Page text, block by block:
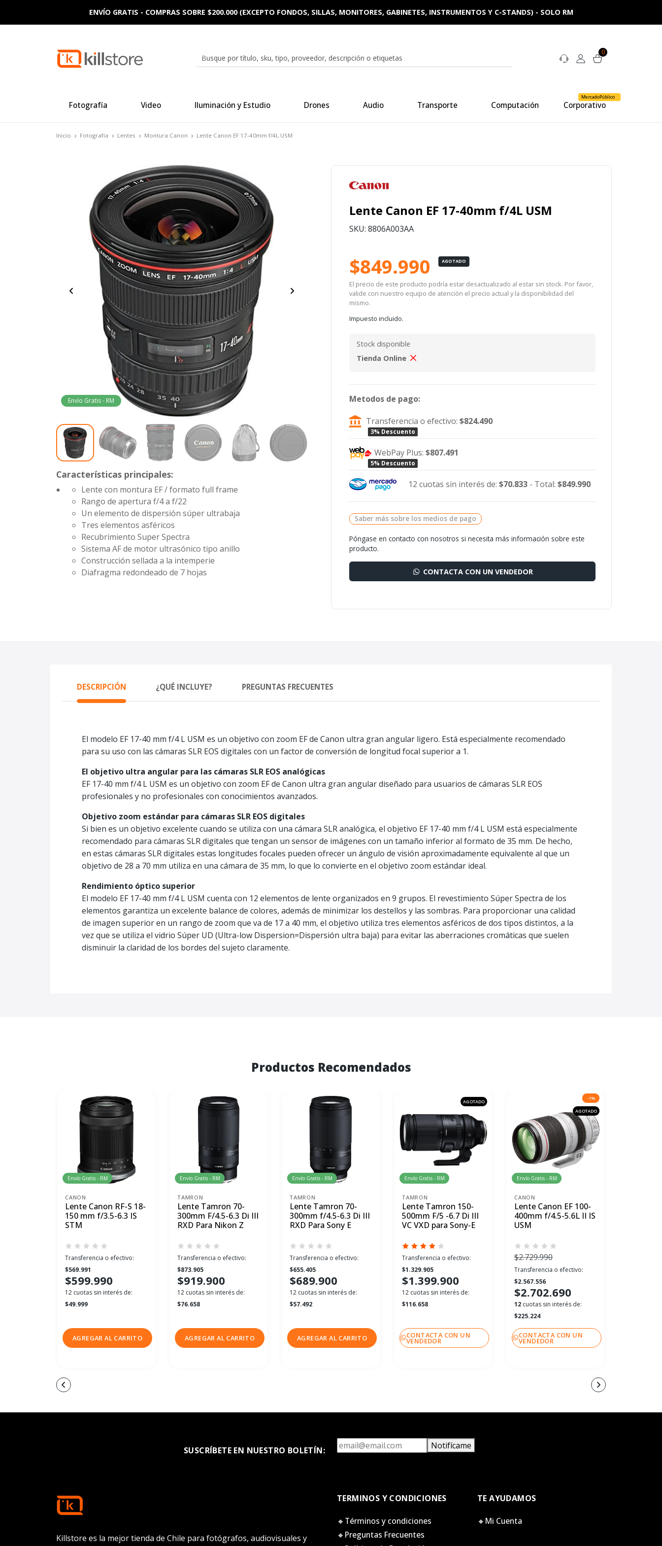
0
Fotografía Video Iluminación y Estudio Drones Audio Transporte Computación Corporativo
MercadoPúblico
ENVÍO GRATIS - COMPRAS SOBRE $200.000 (EXCEPTO FONDOS, SILLAS, MONITORES, GABINETES, INSTRUMENTOS Y C-STANDS) - SOLO RM
Inicio Fotografía Lentes Montura Canon Lente Canon EF 17-40mm f/4L USM
Envío Gratis - RM
Características principales:
Lente con montura EF / formato full frame
Rango de aperturaf/4 a f/22
Un elemento de dispersión súper ultrabaja
Tres elementos asféricos
Recubrimiento Super Spectra
Sistema AF de motor ultrasónico tipo anillo
Construcción sellada a la intemperie
Diafragma redondeado de 7 hojas
Lente Canon EF 17-40mm f/4L USM
SKU: 8806A003AA
$849.990 AGOTADO
El precio de este producto podría estar desactualizado al estar sin stock. Por favor,
valide con nuestro equipo de atención el precio actual y la disponibilidad del
mismo.
Impuesto incluido.
Stock disponible
Tienda Online
Metodos de pago:
Transferencia o efectivo:$824.490
3% Descuento
WebPay Plus:$807.491
5% Descuento
12 cuotas sin interés de: $70.833- Total: $849.990
Saber más sobre los medios de pago
Póngase en contacto con nosotros si necesita más información sobre este
producto.
CONTACTA CON UN VENDEDOR
DESCRIPCIÓN ¿QUÉ INCLUYE? PREGUNTAS FRECUENTES
El modelo EF 17-40 mm f/4 L USM es un objetivo con zoom EF de Canon ultra gran angular ligero. Está especialmente recomendado
para su uso con las cámaras SLR EOS digitales con un factor de conversión de longitud focal superior a 1.
El objetivo ultra angular para las cámaras SLR EOS analógicas
EF 17-40 mm f/4 L USM es un objetivo con zoom EF de Canon ultra gran angular diseñado para usuarios de cámaras SLR EOS
profesionales y no profesionales con conocimientos avanzados.
Objetivo zoom estándar para cámaras SLR EOS digitales
Si bien es un objetivo excelente cuando se utiliza con una cámara SLR analógica, el objetivo EF 17-40 mm f/4 L USM está especialmente
recomendado para cámaras SLR digitales que tengan un sensor de imágenes con un tamaño inferior al formato de 35 mm. De hecho,
en estas cámaras SLR digitales estas longitudes focales pueden ofrecer un ángulo de visión aproximadamente equivalente al que un
objetivo de 28 a 70 mm utiliza en una cámara de 35 mm, lo que lo convierte en el objetivo zoom estándar ideal.
Rendimiento óptico superior
El modelo EF 17-40 mm f/4 L USM cuenta con 12 elementos de lente organizados en 9 grupos. El revestimiento Súper Spectra de los
elementos garantiza un excelente balance de colores, además de minimizar los destellos y las sombras. Para proporcionar una calidad
de imagen superior en un rango de zoom que va de 17 a 40 mm, el objetivo utiliza tres elementos asféricos de dos tipos distintos, a la
vez que se utiliza el vidrio Súper UD (Ultra-low Dispersion=Dispersión ultra baja) para evitar las aberraciones cromáticas que suelen
disminuir la claridad de los bordes del sujeto claramente.
Productos Recomendados
Envío Gratis - RM
CANON
Lente Canon RF-S 18-
150 mm f/3.5-6.3 IS
STM
Transferencia o efectivo:
$569.991
$599.990
12 cuotas sin interés de:
$49.999
AGREGAR AL CARRITO
Envío Gratis - RM
TAMRON
Lente Tamron 70-
300mm F/4.5-6.3 Di III
RXD Para Nikon Z
Transferencia o efectivo:
$873.905
$919.900
12 cuotas sin interés de:
$76.658
AGREGAR AL CARRITO
Envío Gratis - RM
TAMRON
Lente Tamron 70-
300mm f/4.5-6.3 Di III
RXD Para Sony E
Transferencia o efectivo:
$655.405
$689.900
12 cuotas sin interés de:
$57.492
AGREGAR AL CARRITO
AGOTADO
Envío Gratis - RM
TAMRON
Lente Tamron 150-
500mm F/5 -6.7 Di III
VC VXD para Sony-E
Transferencia o efectivo:
$1.329.905
$1.399.900
12 cuotas sin interés de:
$116.658
CONTACTA CON UN
VENDEDOR
-1%
AGOTADO
Envío Gratis - RM
CANON
Lente Canon EF 100-
400mm f/4.5-5.6L II IS
USM
$2.729.990
Transferencia o efectivo:
$2.567.556
$2.702.690
12 cuotas sin interés de:
$225.224
CONTACTA CON UN
VENDEDOR
SUSCRÍBETE EN NUESTRO BOLETÍN: Notifícame
Killstore es la mejor tienda de Chile para fotógrafos, audiovisuales y
TERMINOS Y CONDICIONES
🔸Términos y condiciones
🔸Preguntas Frecuentes
TE AYUDAMOS
🔸Mi Cuenta